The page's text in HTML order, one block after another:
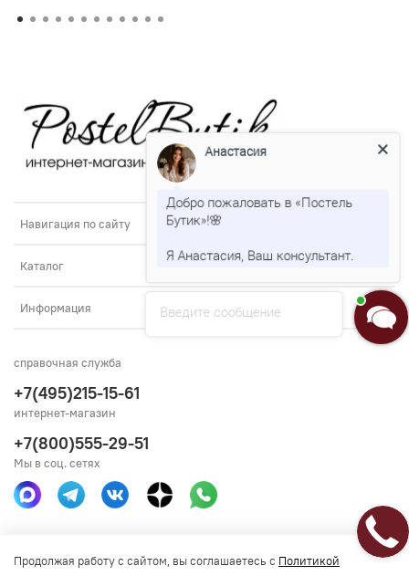
Навигация по сайту
Каталог
Информация
Получить консультацию
справочная служба
+7(495)215-15-61
интернет-магазин
+7(800)555-29-51
Мы в соц. сетях
Продолжая работу с сайтом, вы соглашаетесь с Политикой
Введите сообщение
Анастасия
Добро пожаловать в «Постель
Бутик»!🌸
Я Анастасия, Ваш консультант.